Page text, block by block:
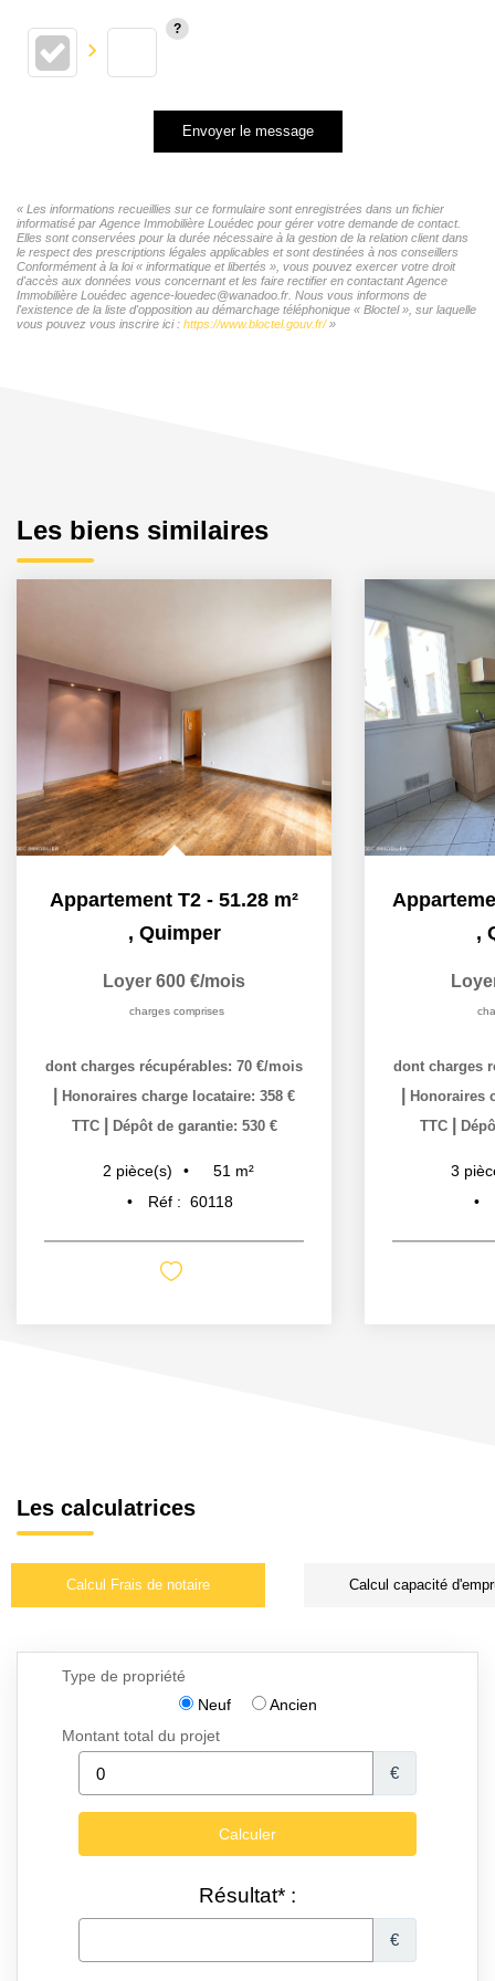
Envoyer le message
« Les informations recueillies sur ce formulaire sont enregistrées dans un fichier
informatisé par Agence Immobilière Louédec pour gérer votre demande de contact.
Elles sont conservées pour la durée nécessaire à la gestion de la relation client dans
le respect des prescriptions légales applicables et sont destinées à nos conseillers
Conformément à la loi « informatique et libertés », vous pouvez exercer votre droit
d'accès aux données vous concernant et les faire rectifier en contactant Agence
Immobilière Louédec agence-louedec@wanadoo.fr. Nous vous informons de
l'existence de la liste d'opposition au démarchage téléphonique « Bloctel », sur laquelle
vous pouvez vous inscrire ici : https://www.bloctel.gouv.fr/»
Les biens similaires
Appartement T2 - 51.28 m²
, Quimper
Loyer 600 €/mois
charges comprises
dont charges récupérables: 70 €/mois
Honoraires charge locataire: 358 €
TTC
Dépôt de garantie: 530 €
2 pièce(s) 51 m²
Réf : 60118
,
dont charges
Honoraires
TTC
3
Les calculatrices
Calcul Frais de notaire Calcul capacité